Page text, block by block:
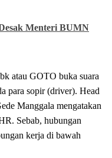
Menteri BUMN
atau GOTO buka suara
para sopir (driver). Head
Manggala mengatakan
Sebab, hubungan
kerja di bawah